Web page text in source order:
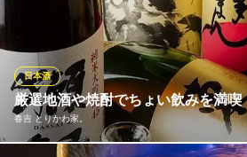
揃えております。口当たり柔らかな飲み
ら、ちょっとクセのある個性的な季節限
九州の豊かな自然と蔵元が醸す豊かな味
ださい。自分好みの銘柄を見つける楽しさ
魚道楽 えとう 西中洲
海鮮と創作和食の居酒屋
地下鉄七隈線（3号線）天神南駅 徒歩4
厳選地酒や焼酎でちょい飲みを満喫
春吉 とりかわ家。
日本酒